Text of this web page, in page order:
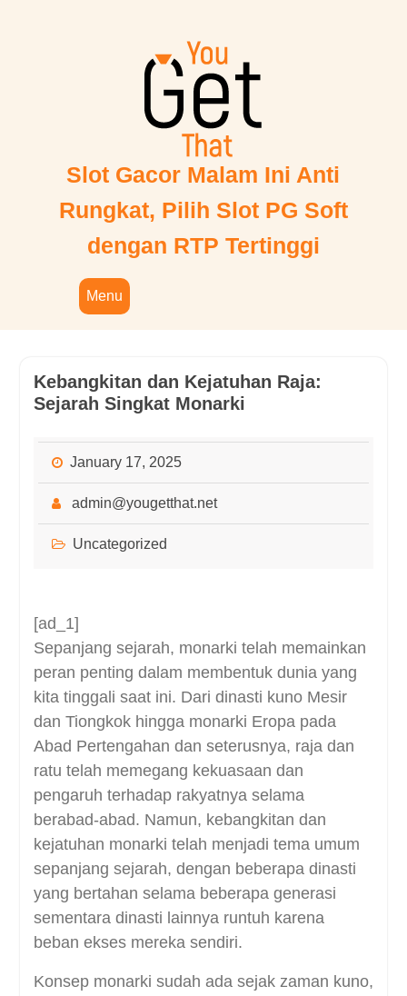
Slot Gacor Malam Ini Anti
Rungkat, Pilih Slot PG Soft
dengan RTP Tertinggi
Menu
Kebangkitan dan Kejatuhan Raja:
Sejarah Singkat Monarki
January 17, 2025
admin@yougetthat.net
Uncategorized
[ad_1]
Sepanjang sejarah, monarki telah memainkan
peran penting dalam membentuk dunia yang
kita tinggali saat ini. Dari dinasti kuno Mesir
dan Tiongkok hingga monarki Eropa pada
Abad Pertengahan dan seterusnya, raja dan
ratu telah memegang kekuasaan dan
pengaruh terhadap rakyatnya selama
berabad-abad. Namun, kebangkitan dan
kejatuhan monarki telah menjadi tema umum
sepanjang sejarah, dengan beberapa dinasti
yang bertahan selama beberapa generasi
sementara dinasti lainnya runtuh karena
beban ekses mereka sendiri.
Konsep monarki sudah ada sejak zaman kuno,